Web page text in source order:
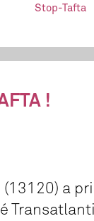
Stop-Tafta
!
a